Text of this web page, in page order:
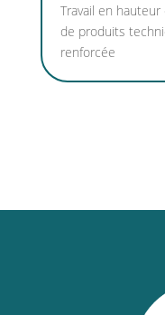
Travail en
de produits
renforcée